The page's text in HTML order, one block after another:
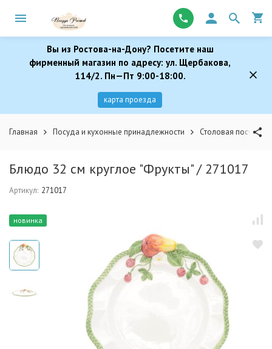
Вы из Ростова-на-Дону? Посетите наш
фирменный магазин по адресу: ул. Щербакова,
114/2. Пн—Пт 9:00-18:00.
карта проезда
Главная Посуда и кухонные принадлежности Столовая посуда
Блюдо 32 см круглое "Фрукты" / 271017
Артикул: 271017
новинка